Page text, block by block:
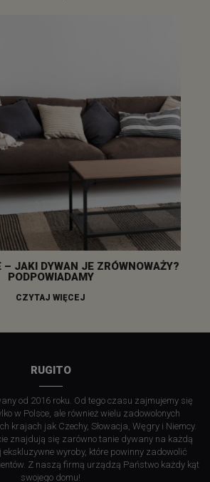
– JAKI DYWAN JE ZRÓWNOWAŻY?
PODPOWIADAMY
CZYTAJ WIĘCEJ
RUGITO
od 2016 roku. Od tego czasu zajmujemy się
w Polsce, ale również wielu zadowolonych
krajach jak Czechy, Słowacja, Węgry i Niemcy.
znajdują się zarówno tanie dywany na każdą
wyroby, które powinny zadowolić
Z naszą firmą urządzą Państwo każdy kąt
swojego domu!